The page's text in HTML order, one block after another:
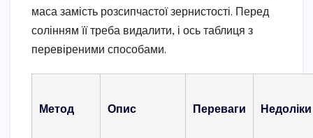
маса замість розсипчастої зернистості. Перед
солінням її треба видалити, і ось таблиця з
перевіреними способами.
Метод Опис Переваги Недоліки